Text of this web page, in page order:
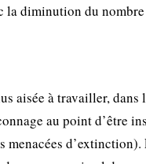
la diminution du
aisée à travailler,
au point d’être
menacées